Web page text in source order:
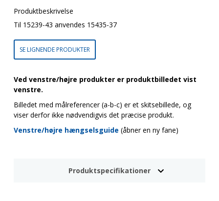
Produktbeskrivelse
Til 15239-43 anvendes 15435-37
SE LIGNENDE PRODUKTER
Ved venstre/højre produkter er produktbilledet vist
venstre.
Billedet med målreferencer (a-b-c) er et skitsebillede, og
viser derfor ikke nødvendigvis det præcise produkt.
Venstre/højre hængselsguide (åbner en ny fane)
Produktspecifikationer